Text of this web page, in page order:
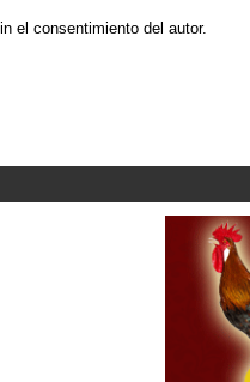
el consentimiento del autor.